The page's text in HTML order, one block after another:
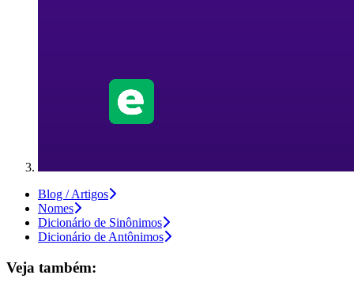
Blog / Artigos
Nomes
Dicionário de Sinônimos
Dicionário de Antônimos
Veja também: